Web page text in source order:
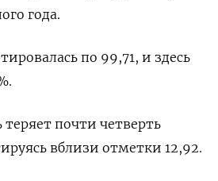
года.
по 99,71, и здесь
почти четверть
вблизи отметки 12,92.